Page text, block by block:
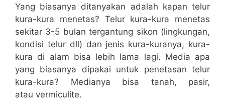
Yang biasanya ditanyakan adalah kapan telur
kura-kura menetas? Telur kura-kura menetas
sekitar 3-5 bulan tergantung sikon (lingkungan,
kondisi telur dll) dan jenis kura-kuranya, kura-
kura di alam bisa lebih lama lagi. Media apa
yang biasanya dipakai untuk penetasan telur
kura-kura? Medianya bisa tanah, pasir,
atau vermiculite.